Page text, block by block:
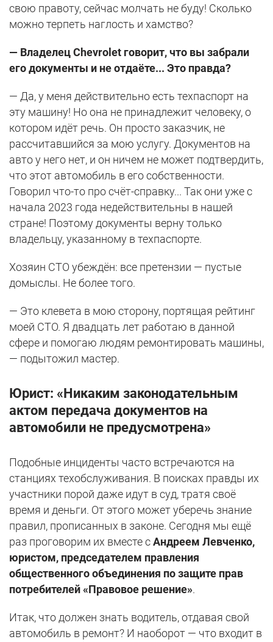
свою правоту, сейчас молчать не буду! Сколько
можно терпеть наглость и хамство?
— Владелец Chevrolet говорит, что вы забрали
его документы и не отдаёте... Это правда?
— Да, у меня действительно есть техпаспорт на
эту машину! Но она не принадлежит человеку, о
котором идёт речь. Он просто заказчик, не
рассчитавшийся за мою услугу. Документов на
авто у него нет, и он ничем не может подтвердить,
что этот автомобиль в его собственности.
Говорил что-то про счёт-справку... Так они уже с
начала 2023 года недействительны в нашей
стране! Поэтому документы верну только
владельцу, указанному в техпаспорте.
Хозяин СТО убеждён: все претензии — пустые
домыслы. Не более того.
— Это клевета в мою сторону, портящая рейтинг
моей СТО. Я двадцать лет работаю в данной
сфере и помогаю людям ремонтировать машины,
— подытожил мастер.
Юрист: «Никаким законодательным
актом передача документов на
автомобили не предусмотрена»
Подобные инциденты часто встречаются на
станциях техобслуживания. В поисках правды их
участники порой даже идут в суд, тратя своё
время и деньги. От этого может уберечь знание
правил, прописанных в законе. Сегодня мы ещё
раз проговорим их вместе сАндреем Левченко,
юристом, председателем правления
общественного объединения по защите прав
потребителей «Правовое решение».
Итак, что должен знать водитель, отдавая свой
автомобиль в ремонт? И наоборот — что входит в